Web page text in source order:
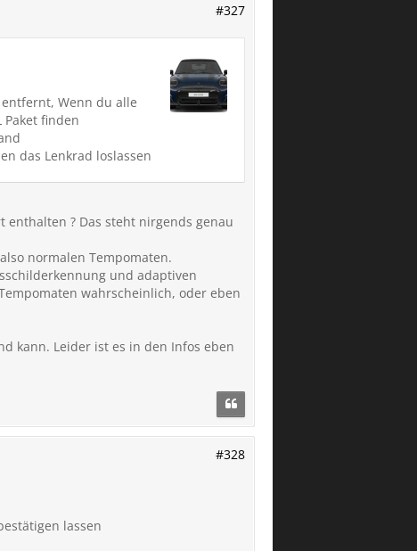
#327
Wenn du alle
finden
das Lenkrad loslassen
enthalten ? Das steht nirgends genau
normalen Tempomaten.
und adaptiven
wahrscheinlich, oder eben
kann. Leider ist es in den Infos eben
#328
lassen